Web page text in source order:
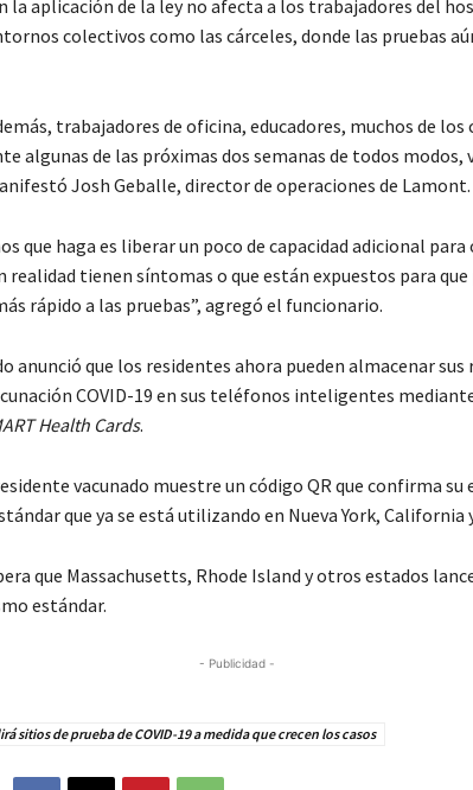
la aplicación de la ley no afecta a los trabajadores del
colectivos como las cárceles, donde las pruebas
trabajadores de oficina, educadores, muchos de los
algunas de las próximas dos semanas de todos modos,
Josh Geballe, director de operaciones de Lamont.
que haga es liberar un poco de capacidad adicional
realidad tienen síntomas o que están expuestos para
rápido a las pruebas”, agregó el funcionario.
anunció que los residentes ahora pueden almacenar
COVID-19 en sus teléfonos inteligentes
Health Cards.
vacunado muestre un código QR que confirma su
que ya se está utilizando en Nueva York, California
que Massachusetts, Rhode Island y otros estados
estándar.
- Publicidad -
sitios de prueba de COVID-19 a medida que crecen los casos